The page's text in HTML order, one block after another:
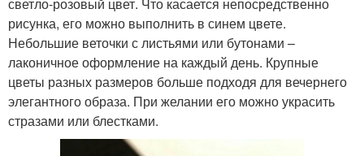
рисунка, его можно выполнить в синем цвете.
Небольшие веточки с листьями или бутонами –
лаконичное оформление на каждый день. Крупные
цветы разных размеров больше подходя для вечернего
элегантного образа. При желании его можно украсить
стразами или блестками.